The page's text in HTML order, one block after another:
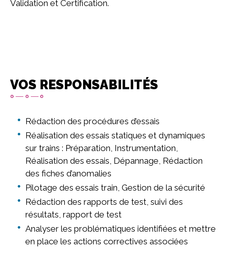
Validation et Certification.
VOS RESPONSABILITÉS
Rédaction des procédures d’essais
Réalisation des essais statiques et dynamiques
sur trains : Préparation, Instrumentation,
Réalisation des essais, Dépannage, Rédaction
des fiches d’anomalies
Pilotage des essais train, Gestion de la sécurité
Rédaction des rapports de test, suivi des
résultats, rapport de test
Analyser les problématiques identifiées et mettre
en place les actions correctives associées